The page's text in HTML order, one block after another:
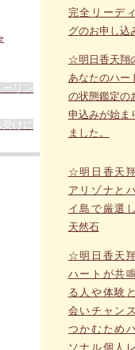
完全リーデ
グのお申し込
☆明日香天翔
あなたのハー
の状態鑑定の
申込みが始ま
ました。
☆明日香天
アリゾナと
イ島で厳選
天然石
☆明日香天
ハートが共
る人や体験
会いチャン
つかむため
ソナル個人
リン
けに